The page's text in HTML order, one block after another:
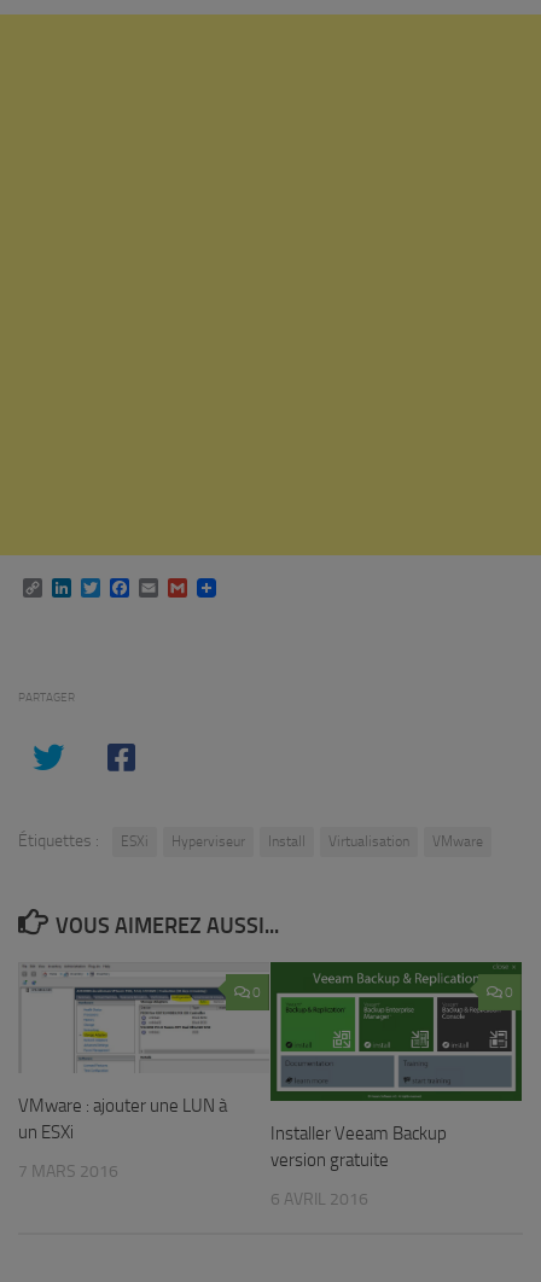
Copy LinkedInTwitterFacebook
EmailGmail
PARTAGER
Étiquettes : ESXi Hyperviseur Install Virtualisation VMware
VOUS AIMEREZ AUSSI...
0
VMware : ajouter une LUN à
un ESXi
7 MARS 2016
0
Installer Veeam Backup
version gratuite
6 AVRIL 2016